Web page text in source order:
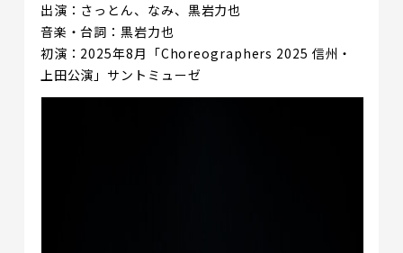
出演：さっとん、なみ、黒岩力也
音楽・台詞：黒岩力也
初演：2025年8月「Choreographers 2025 信州・
上田公演」サントミューゼ